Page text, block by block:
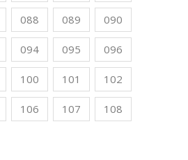
088 089 090
094 095 096
100 101 102
106 107 108